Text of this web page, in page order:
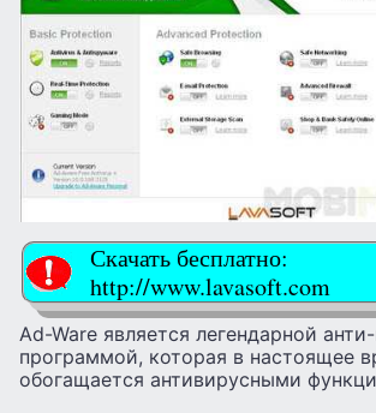
Скачать бесплатно:
http://www.lavasoft.com
Ad-Ware является легендарной
программой, которая в настоящее
обогащается антивирусными